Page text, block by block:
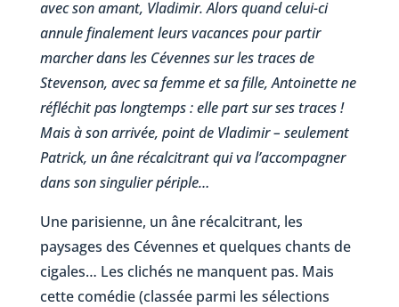
avec son amant, Vladimir. Alors quand celui-ci
annule finalement leurs vacances pour partir
marcher dans les Cévennes sur les traces de
Stevenson, avec sa femme et sa fille, Antoinette ne
réfléchit pas longtemps : elle part sur ses traces !
Mais à son arrivée, point de Vladimir – seulement
Patrick, un âne récalcitrant qui va l’accompagner
dans son singulier périple…
Une parisienne, un âne récalcitrant, les
paysages des Cévennes et quelques chants de
cigales… Les clichés ne manquent pas. Mais
cette comédie (classée parmi les sélections